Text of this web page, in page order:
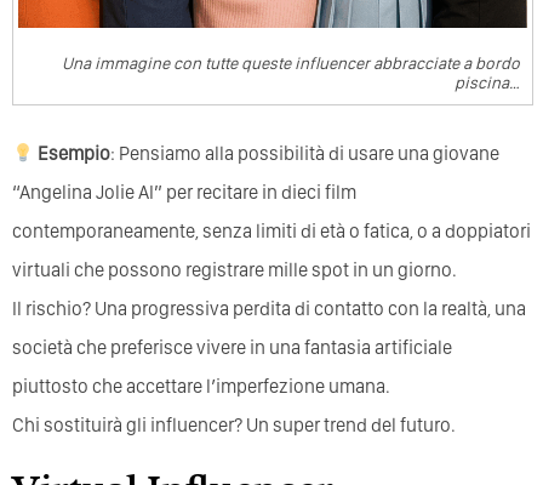
Una immagine con tutte queste influencer abbracciate a bordo
piscina…
Esempio: Pensiamo alla possibilità di usare una giovane
“Angelina Jolie AI” per recitare in dieci film
contemporaneamente, senza limiti di età o fatica, o a doppiatori
virtuali che possono registrare mille spot in un giorno.
Il rischio? Una progressiva perdita di contatto con la realtà, una
società che preferisce vivere in una fantasia artificiale
piuttosto che accettare l’imperfezione umana.
Chi sostituirà gli influencer? Un super trend del futuro.